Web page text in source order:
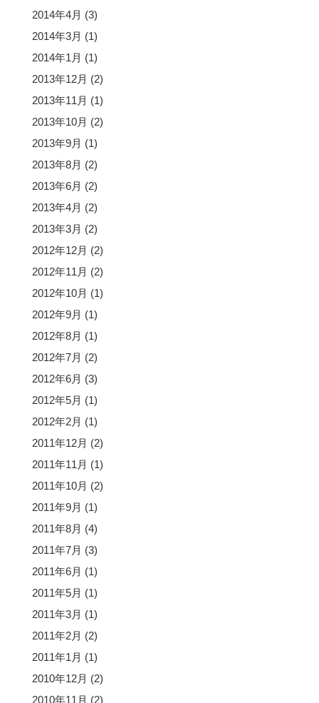
2014年4月 (3)
2014年3月 (1)
2014年1月 (1)
2013年12月 (2)
2013年11月 (1)
2013年10月 (2)
2013年9月 (1)
2013年8月 (2)
2013年6月 (2)
2013年4月 (2)
2013年3月 (2)
2012年12月 (2)
2012年11月 (2)
2012年10月 (1)
2012年9月 (1)
2012年8月 (1)
2012年7月 (2)
2012年6月 (3)
2012年5月 (1)
2012年2月 (1)
2011年12月 (2)
2011年11月 (1)
2011年10月 (2)
2011年9月 (1)
2011年8月 (4)
2011年7月 (3)
2011年6月 (1)
2011年5月 (1)
2011年3月 (1)
2011年2月 (2)
2011年1月 (1)
2010年12月 (2)
2010年11月 (2)